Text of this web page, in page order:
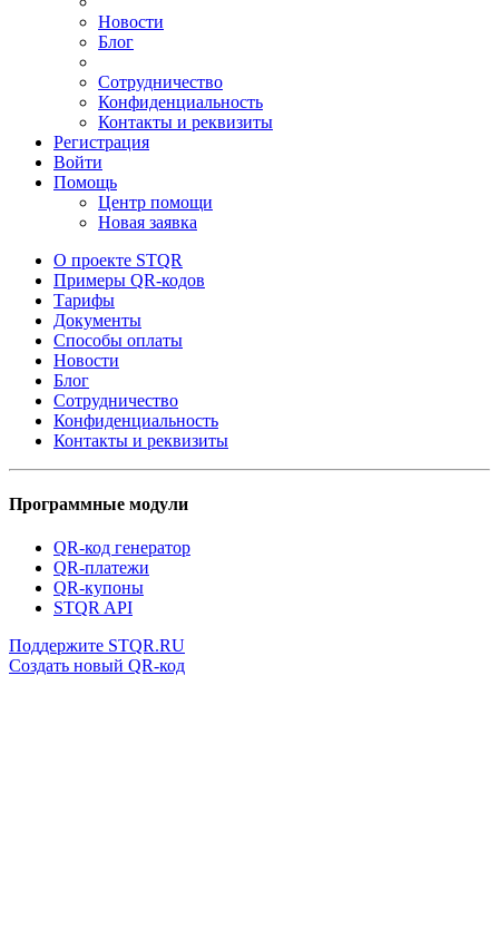
Новости
Блог
Сотрудничество
Конфиденциальность
Контакты и реквизиты
Регистрация
Войти
Помощь
Центр помощи
Новая заявка
О проекте STQR
Примеры QR-кодов
Тарифы
Документы
Способы оплаты
Новости
Блог
Сотрудничество
Конфиденциальность
Контакты и реквизиты
Программные модули
QR-код генератор
QR-платежи
QR-купоны
STQR API
Поддержите STQR.RU
Создать новый QR-код